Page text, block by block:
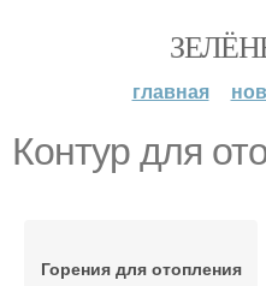
главная
Контур для
Горения для отопления